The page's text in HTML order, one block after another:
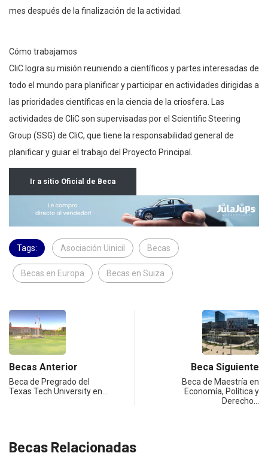
mes después de la finalización de la actividad.
Cómo trabajamos
CliC logra su misión reuniendo a científicos y partes interesadas de
todo el mundo para planificar y participar en actividades dirigidas a
las prioridades científicas en la ciencia de la criosfera. Las
actividades de CliC son supervisadas por el Scientific Steering
Group (SSG) de CliC, que tiene la responsabilidad general de
planificar y guiar el trabajo del Proyecto Principal.
Ir a sitio Oficial de Beca
Tags: Asociación Uinicil Becas
Becas en Europa Becas en Suiza
Becas Anterior
Beca de Pregrado del
Texas Tech University en…
Beca Siguiente
Beca de Maestría en
Economía, Política y
Derecho…
Becas Relacionadas